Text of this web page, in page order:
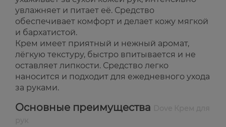
увлажняет и питает её. Средство
обеспечивает комфорт и делает кожу мягкой
и бархатистой.
Крем имеет приятный и нежный аромат,
лёгкую текстуру, быстро впитывается и не
оставляет липкости. Средство легко
наносится и подходит для ежедневного ухода
за руками.
Основные преимущества